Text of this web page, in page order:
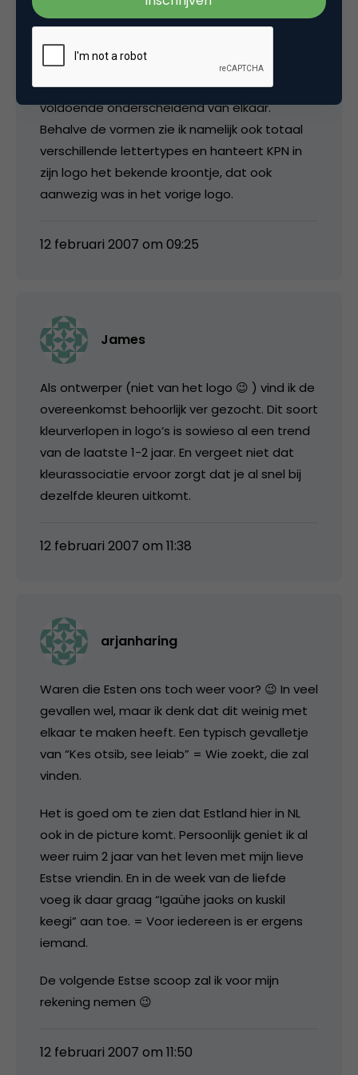
Het mag duidelijk zijn dat bij de ontwikkeling
beide logo’s vrijwel dezelfde gedachtengang
is gebruikt, maar het resultaat lijkt me
voldoende onderscheidend van elkaar.
Behalve de vormen zie ik namelijk ook totaal
verschillende lettertypes en hanteert KPN in
zijn logo het bekende kroontje, dat ook
aanwezig was in het vorige logo.
12 februari 2007 om 09:25
James
Als ontwerper (niet van het logo 😉 ) vind ik de
overeenkomst behoorlijk ver gezocht. Dit soort
kleurverlopen in logo’s is sowieso al een trend
van de laatste 1-2 jaar. En vergeet niet dat
kleurassociatie ervoor zorgt dat je al snel bij
dezelfde kleuren uitkomt.
12 februari 2007 om 11:38
arjanharing
Waren die Esten ons toch weer voor? 😉 In veel
gevallen wel, maar ik denk dat dit weinig met
elkaar te maken heeft. Een typisch gevalletje
van “Kes otsib, see leiab” = Wie zoekt, die zal
vinden.
Het is goed om te zien dat Estland hier in NL
ook in de picture komt. Persoonlijk geniet ik al
weer ruim 2 jaar van het leven met mijn lieve
Estse vriendin. En in de week van de liefde
voeg ik daar graag “Igaühe jaoks on kuskil
keegi” aan toe. = Voor iedereen is er ergens
iemand.
De volgende Estse scoop zal ik voor mijn
rekening nemen 😉
12 februari 2007 om 11:50